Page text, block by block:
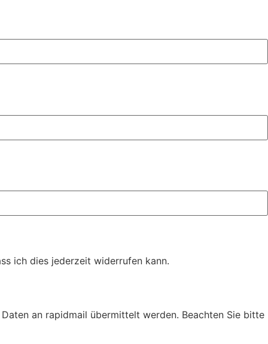
ich dies jederzeit widerrufen kann.
an rapidmail übermittelt werden. Beachten Sie bitte